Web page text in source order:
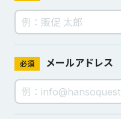
必須 メールアドレス